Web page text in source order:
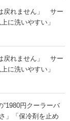
戻れません」 サー
に洗いやすい」
戻れません」 サー
に洗いやすい」
円クーラーバ
」「保冷剤を止め